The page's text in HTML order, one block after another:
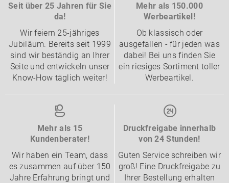
Seit über 25 Jahren für Sie
da!
Wir feiern 25-jähriges
Jubiläum. Bereits seit 1999
sind wir beständig an Ihrer
Seite und entwickeln unser
Know-How täglich weiter!
Mehr als 150.000
Werbeartikel!
Ob klassisch oder
ausgefallen - für jeden was
dabei! Bei uns finden Sie
ein riesiges Sortiment toller
Werbeartikel.
Mehr als 15
Kundenberater!
Wir haben ein Team, dass
es zusammen auf über 150
Jahre Erfahrung bringt und
Druckfreigabe innerhalb
von 24 Stunden!
Guten Service schreiben wir
groß! Eine Druckfreigabe zu
Ihrer Bestellung erhalten